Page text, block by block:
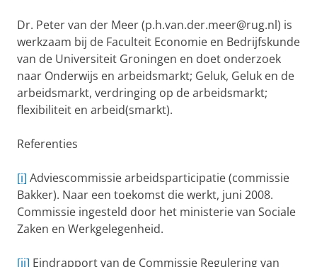
Dr. Peter van der Meer (p.h.van.der.meer@rug.nl) is
werkzaam bij de Faculteit Economie en Bedrijfskunde
van de Universiteit Groningen en doet onderzoek
naar Onderwijs en arbeidsmarkt; Geluk, Geluk en de
arbeidsmarkt, verdringing op de arbeidsmarkt;
flexibiliteit en arbeid(smarkt).
Referenties
[i] Adviescommissie arbeidsparticipatie (commissie
Bakker). Naar een toekomst die werkt, juni 2008.
Commissie ingesteld door het ministerie van Sociale
Zaken en Werkgelegenheid.
[ii] Eindrapport van de Commissie Regulering van